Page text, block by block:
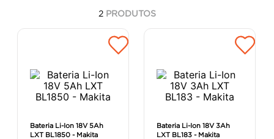
2 PRODUTOS
Bateria Li-Ion 18V 5Ah
LXT BL1850 - Makita
Bateria Li-Ion 18V 3Ah
LXT BL183 - Makita
massa corrida
chuveiro
argamassa